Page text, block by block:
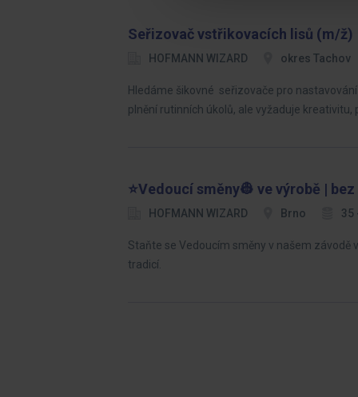
Seřizovač vstřikovacích lisů (m/ž)
HOFMANN WIZARD okres Tachov
Hledáme šikovné seřizovače pro
plnění rutinních úkolů, ale vyžaduje kreativitu,
⭐Vedoucí směny👷 ve výrobě |
HOFMANN WIZARD Brno 35
Staňte se Vedoucím směny v našem závodě
tradicí.